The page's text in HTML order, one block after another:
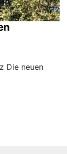
Die neuen